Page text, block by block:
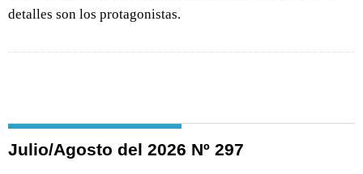
detalles son los protagonistas.
Julio/Agosto del 2026 Nº 297